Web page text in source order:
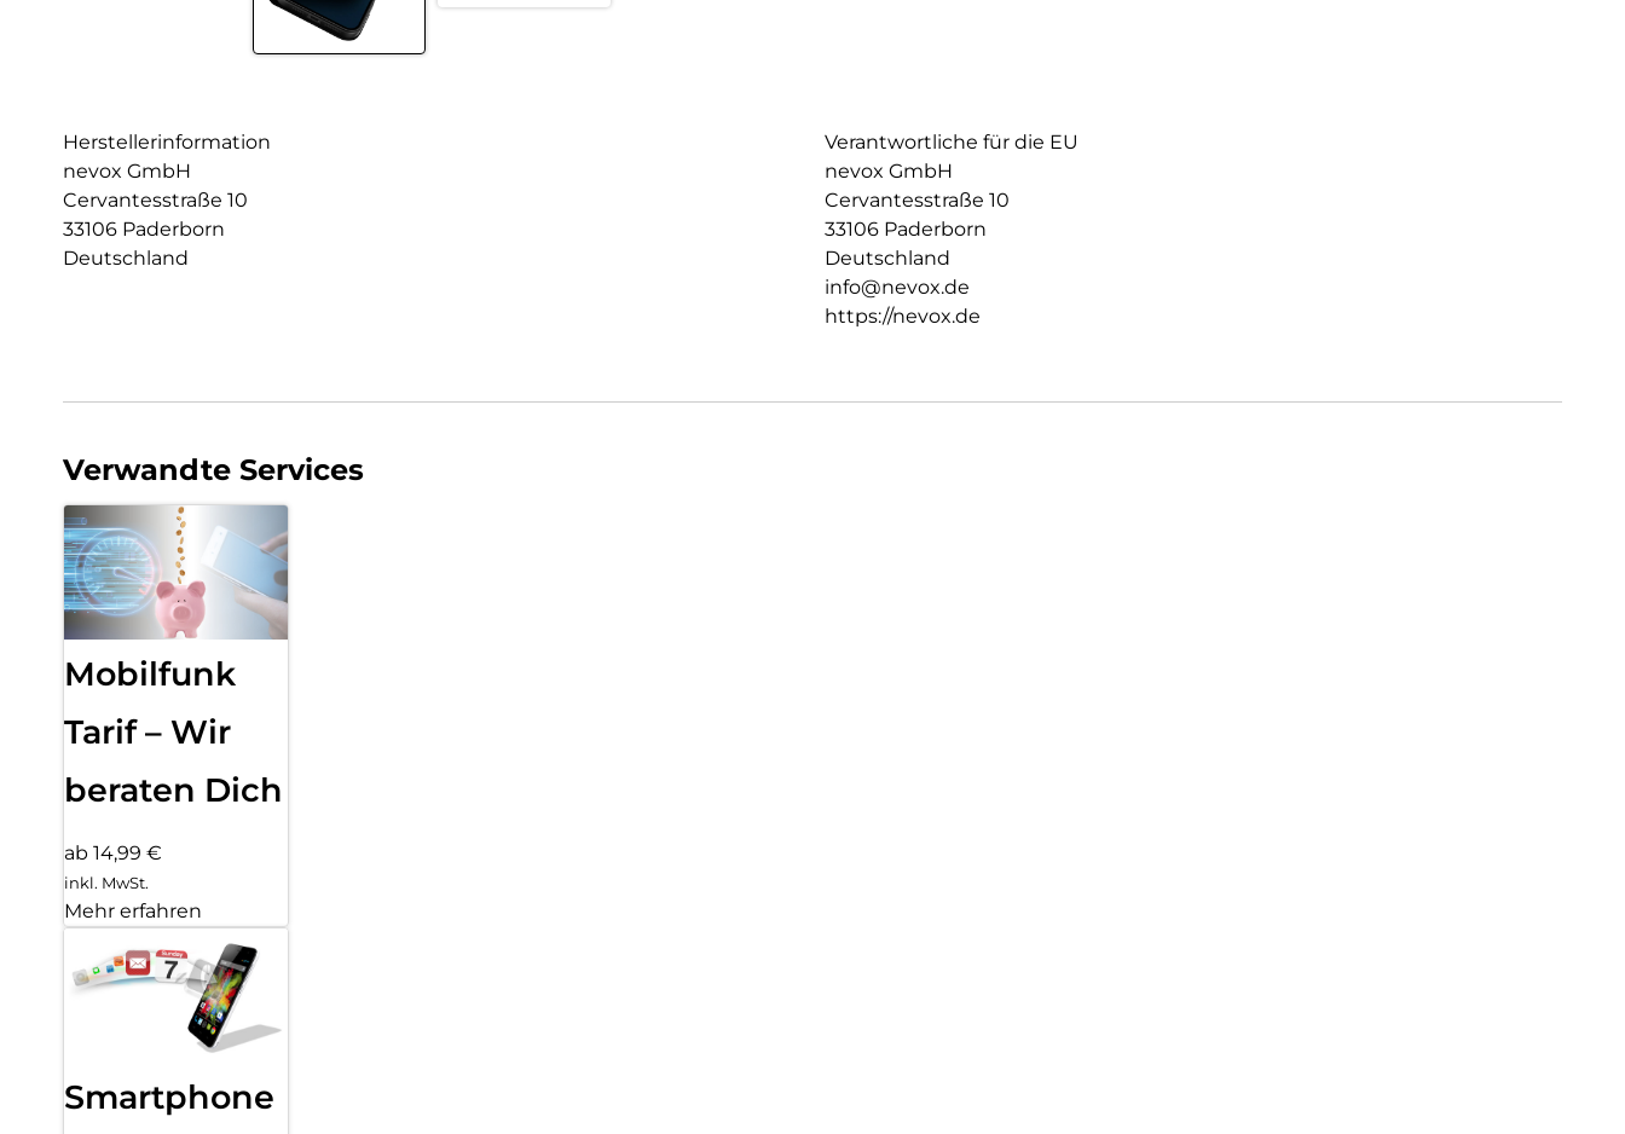
Herstellerinformation
nevox GmbH
Cervantesstraße 10
33106 Paderborn
Deutschland
Verantwortliche für die EU
nevox GmbH
Cervantesstraße 10
33106 Paderborn
Deutschland
info@nevox.de
https://nevox.de
Verwandte Services
Mobilfunk
Tarif – Wir
beraten Dich
ab 14,99 €
inkl. MwSt.
Mehr erfahren
Smartphone